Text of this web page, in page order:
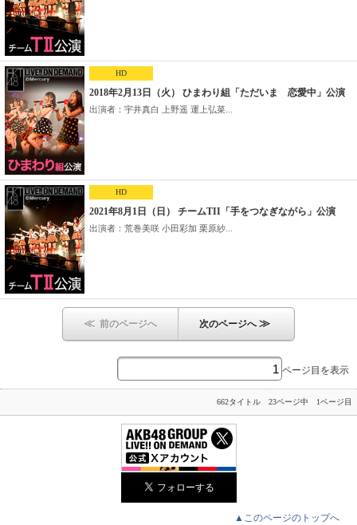
HD
2018年2月13日（火） ひまわり組「ただいま 恋愛中」公演
出演者：宇井真白 上野遥 運上弘菜...
HD
2021年8月1日（日） チームTII「手をつなぎながら」公演
出演者：荒巻美咲 小田彩加 栗原紗...
≪ 前のページへ 次のページへ≫
ページ目を表示
662タイトル 23ページ中 1ページ目
▲このページのトップへ